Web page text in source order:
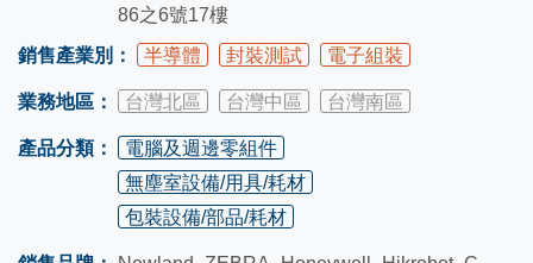
86之6號17樓
銷售產業別：
半導體 封裝測試 電子組裝
業務地區： 台灣北區 台灣中區 台灣南區
產品分類：
電腦及週邊零組件
無塵室設備/用具/耗材
包裝設備/部品/耗材